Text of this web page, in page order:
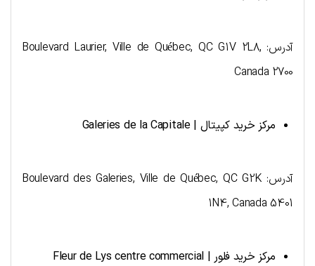
آدرس: Boulevard Laurier, Ville de Québec, QC G1V 2L8,
Canada 2700
مرکز خرید کپیتال |Galeries de la Capitale
آدرس: Boulevard des Galeries, Ville de Québec, QC G2K
1N4, Canada 5401
مرکز خرید فلور | Fleur de Lys centre commercial